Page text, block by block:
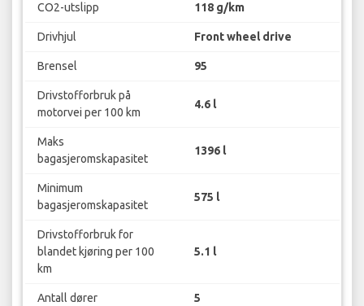
CO2-utslipp 118 g/km
Drivhjul Front wheel drive
Brensel 95
Drivstofforbruk på
motorvei per 100 km
4.6 l
Maks
bagasjeromskapasitet
1396 l
Minimum
bagasjeromskapasitet
575 l
Drivstofforbruk for
blandet kjøring per 100
km
5.1 l
Antall dører 5